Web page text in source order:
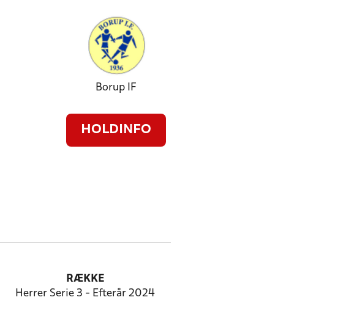
Borup IF
HOLDINFO
RÆKKE
Herrer Serie 3 - Efterår 2024